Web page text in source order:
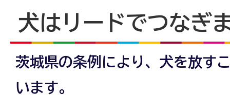
犬はリードでつなぎ
茨城県の条例により、犬を放す
います。